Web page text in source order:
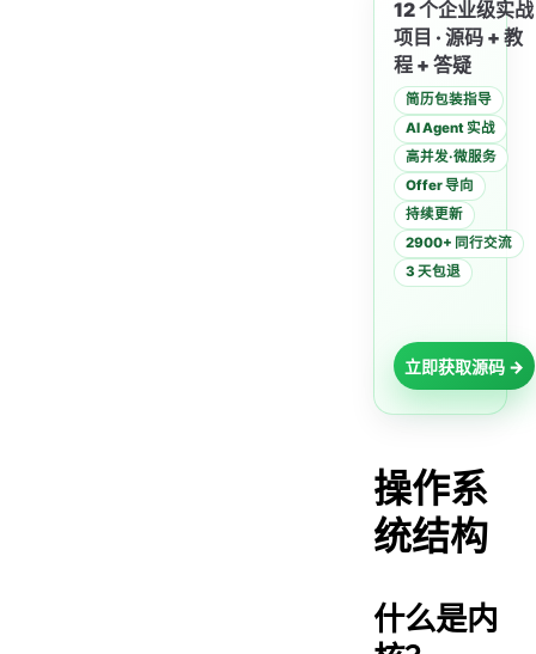
12 个企业级实战
项目 · 源码 + 教
程 + 答疑
简历包装指导
AI Agent 实战
高并发·微服务
Offer 导向
持续更新
2900+ 同行交流
3 天包退
立即获取源码 →
操作系
统结构
什么是内